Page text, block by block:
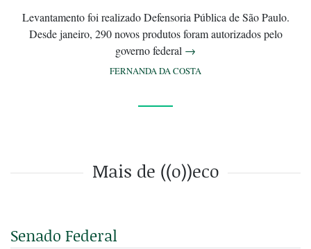
Levantamento foi realizado Defensoria Pública de São Paulo.
Desde janeiro, 290 novos produtos foram autorizados pelo
governo federal →
FERNANDA DA COSTA
Mais de ((o))eco
Senado Federal